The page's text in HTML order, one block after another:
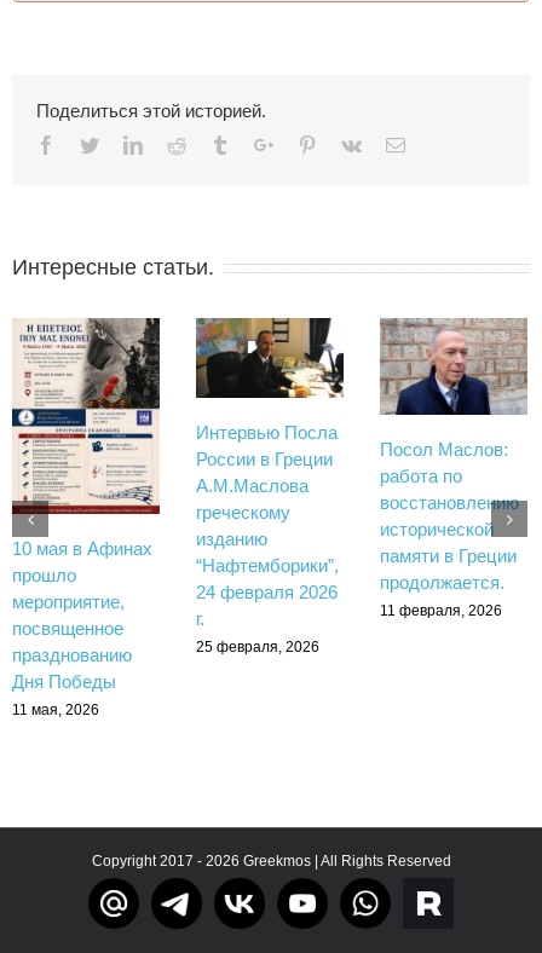
Поделиться этой историей.
Facebook
TwitterLinkedinReddit TumblrGoogle+Pinterest
Vk Email
Интересные статьи.
10 мая в Афинах
прошло
мероприятие,
посвященное
празднованию
Дня Победы
11 мая, 2026
Интервью Посла
России в Греции
А.М.Маслова
греческому
изданию
“Нафтемборики”,
24 февраля 2026
г.
25 февраля, 2026
Посол Маслов:
работа по
восстановлению
исторической
памяти в Греции
продолжается.
11 февраля, 2026
Copyright 2017 - 2026 Greekmos | All Rights Reserved
Тelegram rutube